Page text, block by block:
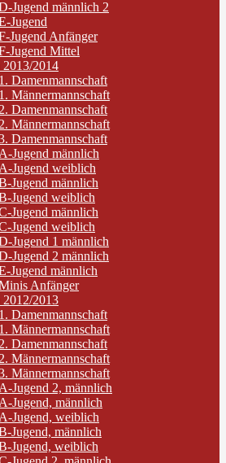
Jugend männlich 2
Jugend
Jugend Anfänger
Jugend Mittel
2013/2014
1. Damenmannschaft
1. Männermannschaft
2. Damenmannschaft
2. Männermannschaft
Damenmannschaft
A-Jugend männlich
A-Jugend weiblich
Jugend männlich
Jugend weiblich
Jugend männlich
Jugend weiblich
Jugend 1 männlich
Jugend 2 männlich
Jugend männlich
Anfänger
2012/2013
1. Damenmannschaft
1. Männermannschaft
2. Damenmannschaft
2. Männermannschaft
Männermannschaft
A-Jugend 2, männlich
A-Jugend, männlich
A-Jugend, weiblich
Jugend, männlich
Jugend, weiblich